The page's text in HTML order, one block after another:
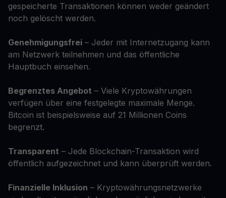
gespeicherte Transaktionen können weder geändert
noch gelöscht werden.
Genehmigungsfrei – Jeder mit Internetzugang kann
am Netzwerk teilnehmen und das öffentliche
Hauptbuch einsehen.
Begrenztes Angebot – Viele Kryptowährungen
verfügen über eine festgelegte maximale Menge.
Bitcoin ist beispielsweise auf 21 Millionen Coins
begrenzt.
Transparent – Jede Blockchain-Transaktion wird
öffentlich aufgezeichnet und kann überprüft werden.
Finanzielle Inklusion – Kryptowährungsnetzwerke